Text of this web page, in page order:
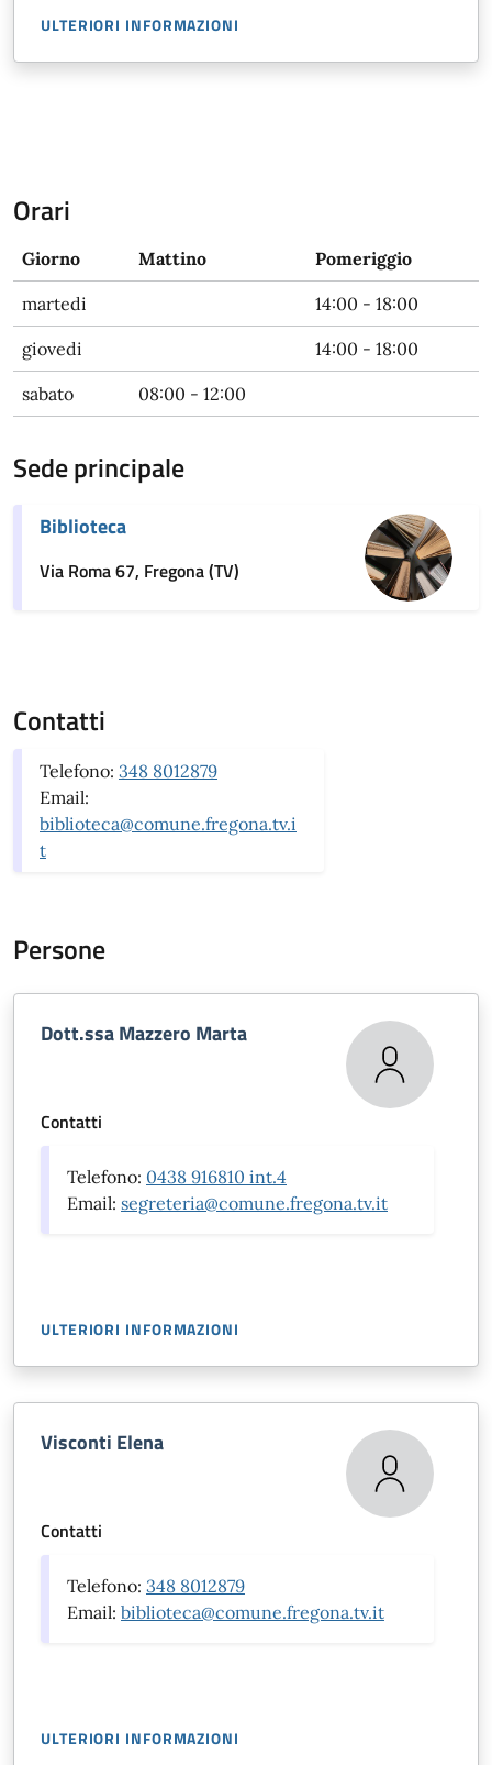
ULTERIORI INFORMAZIONI
Orari
Giorno Mattino Pomeriggio
martedi 14:00 - 18:00
giovedi 14:00 - 18:00
sabato 08:00 - 12:00
Sede principale
Biblioteca
Via Roma 67, Fregona (TV)
Contatti
Telefono: 348 8012879
Email:
biblioteca@comune.fregona.tv.i
t
Persone
Dott.ssa Mazzero Marta
Contatti
Telefono: 0438 916810 int.4
Email: segreteria@comune.fregona.tv.it
ULTERIORI INFORMAZIONI
Visconti Elena
Contatti
Telefono: 348 8012879
Email: biblioteca@comune.fregona.tv.it
ULTERIORI INFORMAZIONI